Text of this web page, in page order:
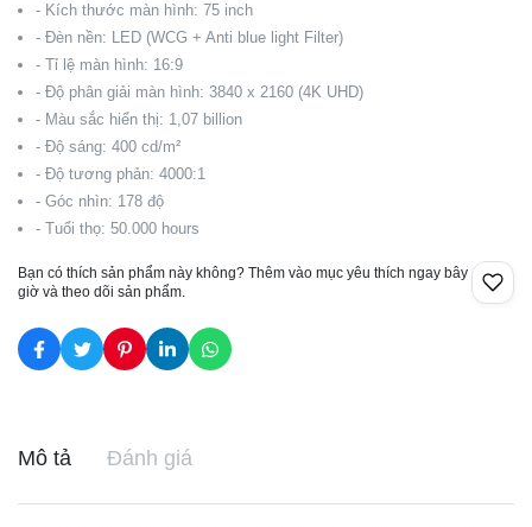
- Kích thước màn hình: 75 inch
- Đèn nền: LED (WCG + Anti blue light Filter)
- Tỉ lệ màn hình: 16:9
- Độ phân giải màn hình: 3840 x 2160 (4K UHD)
- Màu sắc hiển thị: 1,07 billion
- Độ sáng: 400 cd/m²
- Độ tương phản: 4000:1
- Góc nhìn: 178 độ
- Tuổi thọ: 50.000 hours
Bạn có thích sản phẩm này không? Thêm vào mục yêu thích ngay bây
giờ và theo dõi sản phẩm.
Mô tả Đánh giá